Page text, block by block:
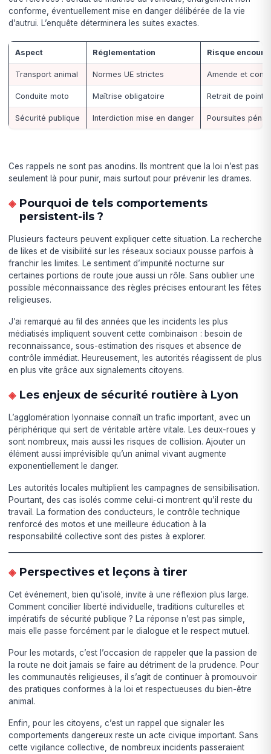
conforme, éventuellement mise en danger délibérée de la vie
d’autrui. L’enquête déterminera les suites exactes.
Aspect Réglementation Risque encouru
Transport animal Normes UE strictes Amende et
Conduite moto Maîtrise obligatoire Retrait de points
Sécurité publique Interdiction mise en danger Poursuites
Ces rappels ne sont pas anodins. Ils montrent que la loi n’est pas
seulement là pour punir, mais surtout pour prévenir les drames.
Pourquoi de tels comportements
persistent-ils ?
Plusieurs facteurs peuvent expliquer cette situation. La recherche
de likes et de visibilité sur les réseaux sociaux pousse parfois à
franchir les limites. Le sentiment d’impunité nocturne sur
certaines portions de route joue aussi un rôle. Sans oublier une
possible méconnaissance des règles précises entourant les fêtes
religieuses.
J’ai remarqué au fil des années que les incidents les plus
médiatisés impliquent souvent cette combinaison : besoin de
reconnaissance, sous-estimation des risques et absence de
contrôle immédiat. Heureusement, les autorités réagissent de plus
en plus vite grâce aux signalements citoyens.
Les enjeux de sécurité routière à Lyon
L’agglomération lyonnaise connaît un trafic important, avec un
périphérique qui sert de véritable artère vitale. Les deux-roues y
sont nombreux, mais aussi les risques de collision. Ajouter un
élément aussi imprévisible qu’un animal vivant augmente
exponentiellement le danger.
Les autorités locales multiplient les campagnes de sensibilisation.
Pourtant, des cas isolés comme celui-ci montrent qu’il reste du
travail. La formation des conducteurs, le contrôle technique
renforcé des motos et une meilleure éducation à la
responsabilité collective sont des pistes à explorer.
Perspectives et leçons à tirer
Cet événement, bien qu’isolé, invite à une réflexion plus large.
Comment concilier liberté individuelle, traditions culturelles et
impératifs de sécurité publique ? La réponse n’est pas simple,
mais elle passe forcément par le dialogue et le respect mutuel.
Pour les motards, c’est l’occasion de rappeler que la passion de
la route ne doit jamais se faire au détriment de la prudence. Pour
les communautés religieuses, il s’agit de continuer à promouvoir
des pratiques conformes à la loi et respectueuses du bien-être
animal.
Enfin, pour les citoyens, c’est un rappel que signaler les
comportements dangereux reste un acte civique important. Sans
cette vigilance collective, de nombreux incidents passeraient